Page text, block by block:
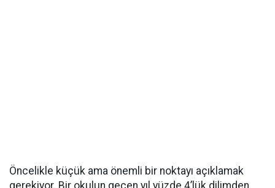
Öncelikle küçük ama önemli bir noktayı açıklamak
gerekiyor. Bir okulun geçen yıl yüzde 4’lük dilimden